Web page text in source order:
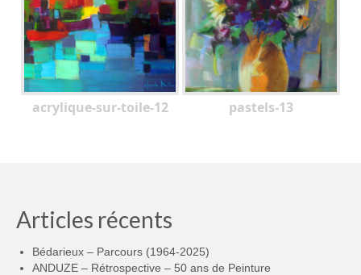
acrylique-sur-toile-12 pastels-13
Articles récents
Bédarieux – Parcours (1964-2025)
ANDUZE – Rétrospective – 50 ans de Peinture